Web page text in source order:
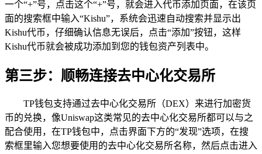
一个“+”号，点击这个“+”号，就会进入代币添加页面，在该页
面的搜索框中输入“Kishu”，系统会迅速自动搜索并显示出
Kishu代币，仔细确认信息无误后，点击“添加”按钮，这样
Kishu代币就会被成功添加到您的钱包资产列表中。
第三步：顺畅连接去中心化交易所
TP钱包支持通过去中心化交易所（DEX）来进行加密货
币的兑换，像Uniswap这类常见的去中心化交易所都可以与之
配合使用，在TP钱包中，点击界面下方的“发现”选项，在搜
索框里输入您想要使用的去中心化交易所名称，然后点击进入